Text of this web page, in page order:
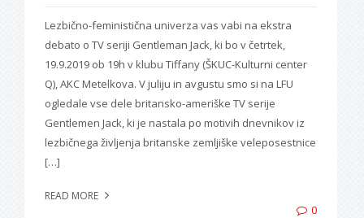
Lezbično-feministična univerza vas vabi na ekstra
debato o TV seriji Gentleman Jack, ki bo v četrtek,
19.9.2019 ob 19h v klubu Tiffany (ŠKUC-Kulturni center
Q), AKC Metelkova. V juliju in avgustu smo si na LFU
ogledale vse dele britansko-ameriške TV serije
Gentlemen Jack, ki je nastala po motivih dnevnikov iz
lezbičnega življenja britanske zemljiške veleposestnice
[…]
READ MORE
0